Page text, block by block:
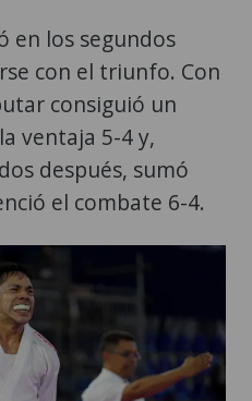
en los segundos
con el triunfo. Con
consiguió un
ventaja 5-4 y,
después, sumó
el combate 6-4.